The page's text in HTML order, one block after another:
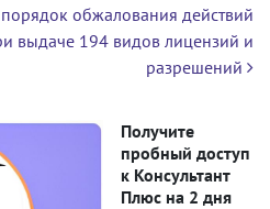
обжалования действий
выдаче 194 видов лицензий и
разрешений
Получите
пробный доступ
к Консультант
Плюс на 2 дня